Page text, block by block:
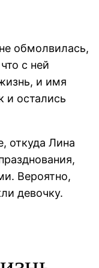
обмолвилась,
с ней
и имя
и остались
откуда Лина
Вероятно,
девочку.